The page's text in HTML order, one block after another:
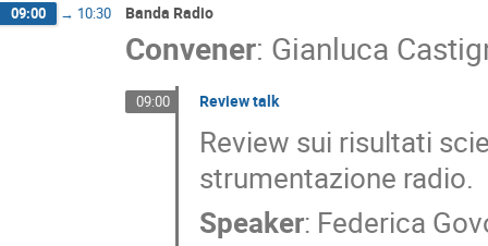
09:00 → 10:30 Banda Radio
Convener: Gianluca
09:00 Review talk
Review sui risultati
strumentazione radio.
Speaker: Federica